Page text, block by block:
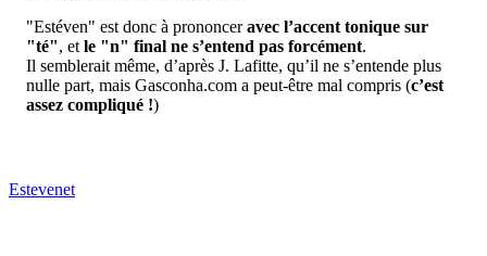
"Estéven" est donc à prononceravec l’accent tonique sur
"té", et le "n" final ne s’entend pas forcément.
Il semblerait même, d’après J. Lafitte, qu’il ne s’entende plus
nulle part, mais Gasconha.com a peut-être mal compris (c’est
assez compliqué !)
Estevenet